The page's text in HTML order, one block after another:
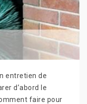
entretien de
d’abord le
faire pour